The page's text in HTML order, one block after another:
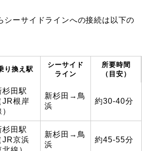
シーサイドラインへの接続は以下の
り換え駅
シーサイド
ライン
所要時間
（目安）
杉田駅
JR根岸
新杉田→鳥
浜
約30-40分
杉田駅
JR京浜
新杉田→鳥
浜
約45-55分